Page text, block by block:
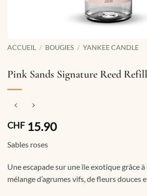
ACCUEIL / BOUGIES / YANKEE CANDLE
Pink Sands Signature Reed
CHF15.90
Sables roses
Une escapade sur une île exotique grâce
mélange d’agrumes vifs, de fleurs douces